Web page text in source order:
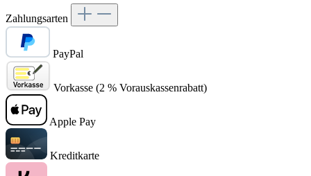
Zahlungsarten
PayPal
Vorkasse (2 % Vorauskassenrabatt)
Apple Pay
Kreditkarte